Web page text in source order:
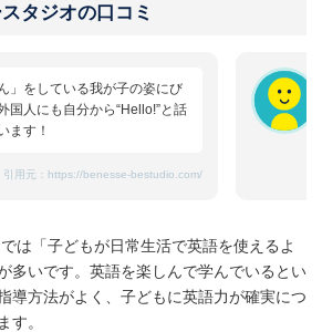
タジオの口コミ
」をしている我が子の姿にび
国人にも自分から“Hello!”と話
ます！
引用元： https://benesse-bestudio.com/
は「子どもが日常生活で英語を使えるよ
多いです。英語を楽しんで学んでいるとい
導方法がよく、子どもに英語力が確実につ
す。